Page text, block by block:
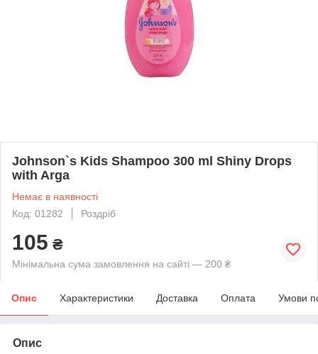
Johnson`s Kids Shampoo 300 ml Shiny Drops
with Arga
Немає в наявності
Код: 01282
Роздріб
105 ₴
Мінімальна сума замовлення на сайті — 200 ₴
Опис Характеристики Доставка Оплата Умови
Опис